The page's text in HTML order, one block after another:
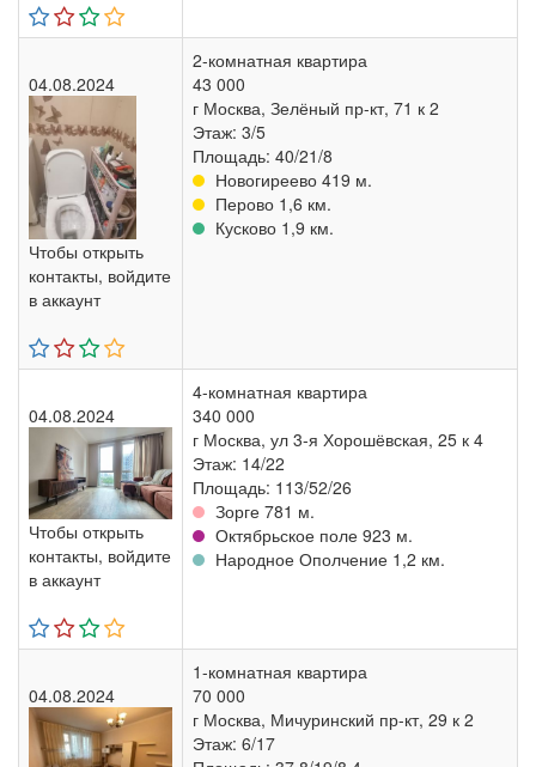
04.08.2024
Чтобы открыть
контакты, войдите
в аккаунт
2-комнатная квартира
43 000
г Москва, Зелёный пр-кт, 71 к 2
Этаж: 3/5
Площадь: 40/21/8
Новогиреево 419 м.
Перово 1,6 км.
Кусково 1,9 км.
04.08.2024
Чтобы открыть
контакты, войдите
в аккаунт
4-комнатная квартира
340 000
г Москва, ул 3-я Хорошёвская, 25 к 4
Этаж: 14/22
Площадь: 113/52/26
Зорге 781 м.
Октябрьское поле 923 м.
Народное Ополчение 1,2 км.
04.08.2024
1-комнатная квартира
70 000
г Москва, Мичуринский пр-кт, 29 к 2
Этаж: 6/17